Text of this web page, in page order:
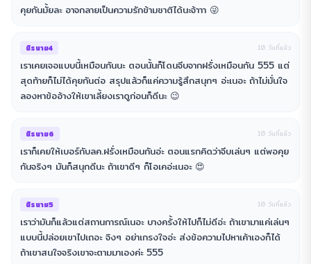
คุยกันมั้ยละ อาจกลายเป็นความรักข้ามชาติได้นะจ้าาา 😜
นิรนาม4 10 วันที่แล้ว
เราเคยเจอแบบนี้เหมือนกันนะ ตอนนั้นก็โดนจีบจากฝรั่งเหมือนกัน 555 แต่
สุดท้ายก็ไม่ได้คุยกันต่อ สรุปแล้วก็แค่ความรู้สึกสนุกๆ อ่ะเนอะ ถ้าไม่มั่นใจ
ลองหาข้ออ้างให้เขาเลี้ยงเราดูก่อนก็ดีนะ 😉
นิรนาม6 10 วันที่แล้ว
เราก็เคยให้เบอร์กับลค.ฝรั่งเหมือนกันอ่ะ ตอนแรกคิดว่าจีบเล่นๆ แต่พอคุย
กันจริงๆ มันก็สนุกดีนะ ถ้าเขาดีๆ ก็โอเคอ่ะเนอะ 😍
นิรนาม5 10 วันที่แล้ว
เราว่ามันก็แล้วแต่สถานการณ์เนอะ บางครั้งให้ไปก็ไม่ดีอ่ะ ถ้าเขามาแค่เล่นๆ
แบบนี้ปล่อยเขาไปเถอะ จิงๆ อย่าเกรงใจอ่ะ ส่งข้อความไปหาเค้าเองก็ได้
ถ้าเขาสนใจจริงเขาจะตามมาเองค่ะ 555